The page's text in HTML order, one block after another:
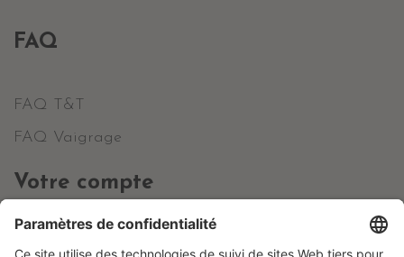
FAQ
FAQ T&T
FAQ Vaigrage
Votre compte
Informations personnelles